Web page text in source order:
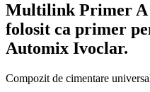
Multilink Primer A
folosit ca primer
Automix Ivoclar.
Compozit de cimentare